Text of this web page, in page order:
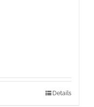
Details